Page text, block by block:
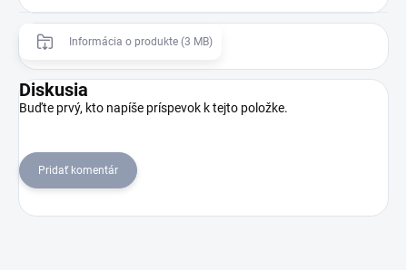
Informácia o produkte (3 MB)
Diskusia
Buďte prvý, kto napíše príspevok k tejto položke.
Pridať komentár